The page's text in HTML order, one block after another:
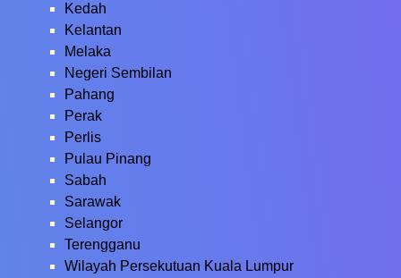
Kedah
Kelantan
Melaka
Negeri Sembilan
Pahang
Perak
Perlis
Pulau Pinang
Sabah
Sarawak
Selangor
Terengganu
Wilayah Persekutuan Kuala Lumpur